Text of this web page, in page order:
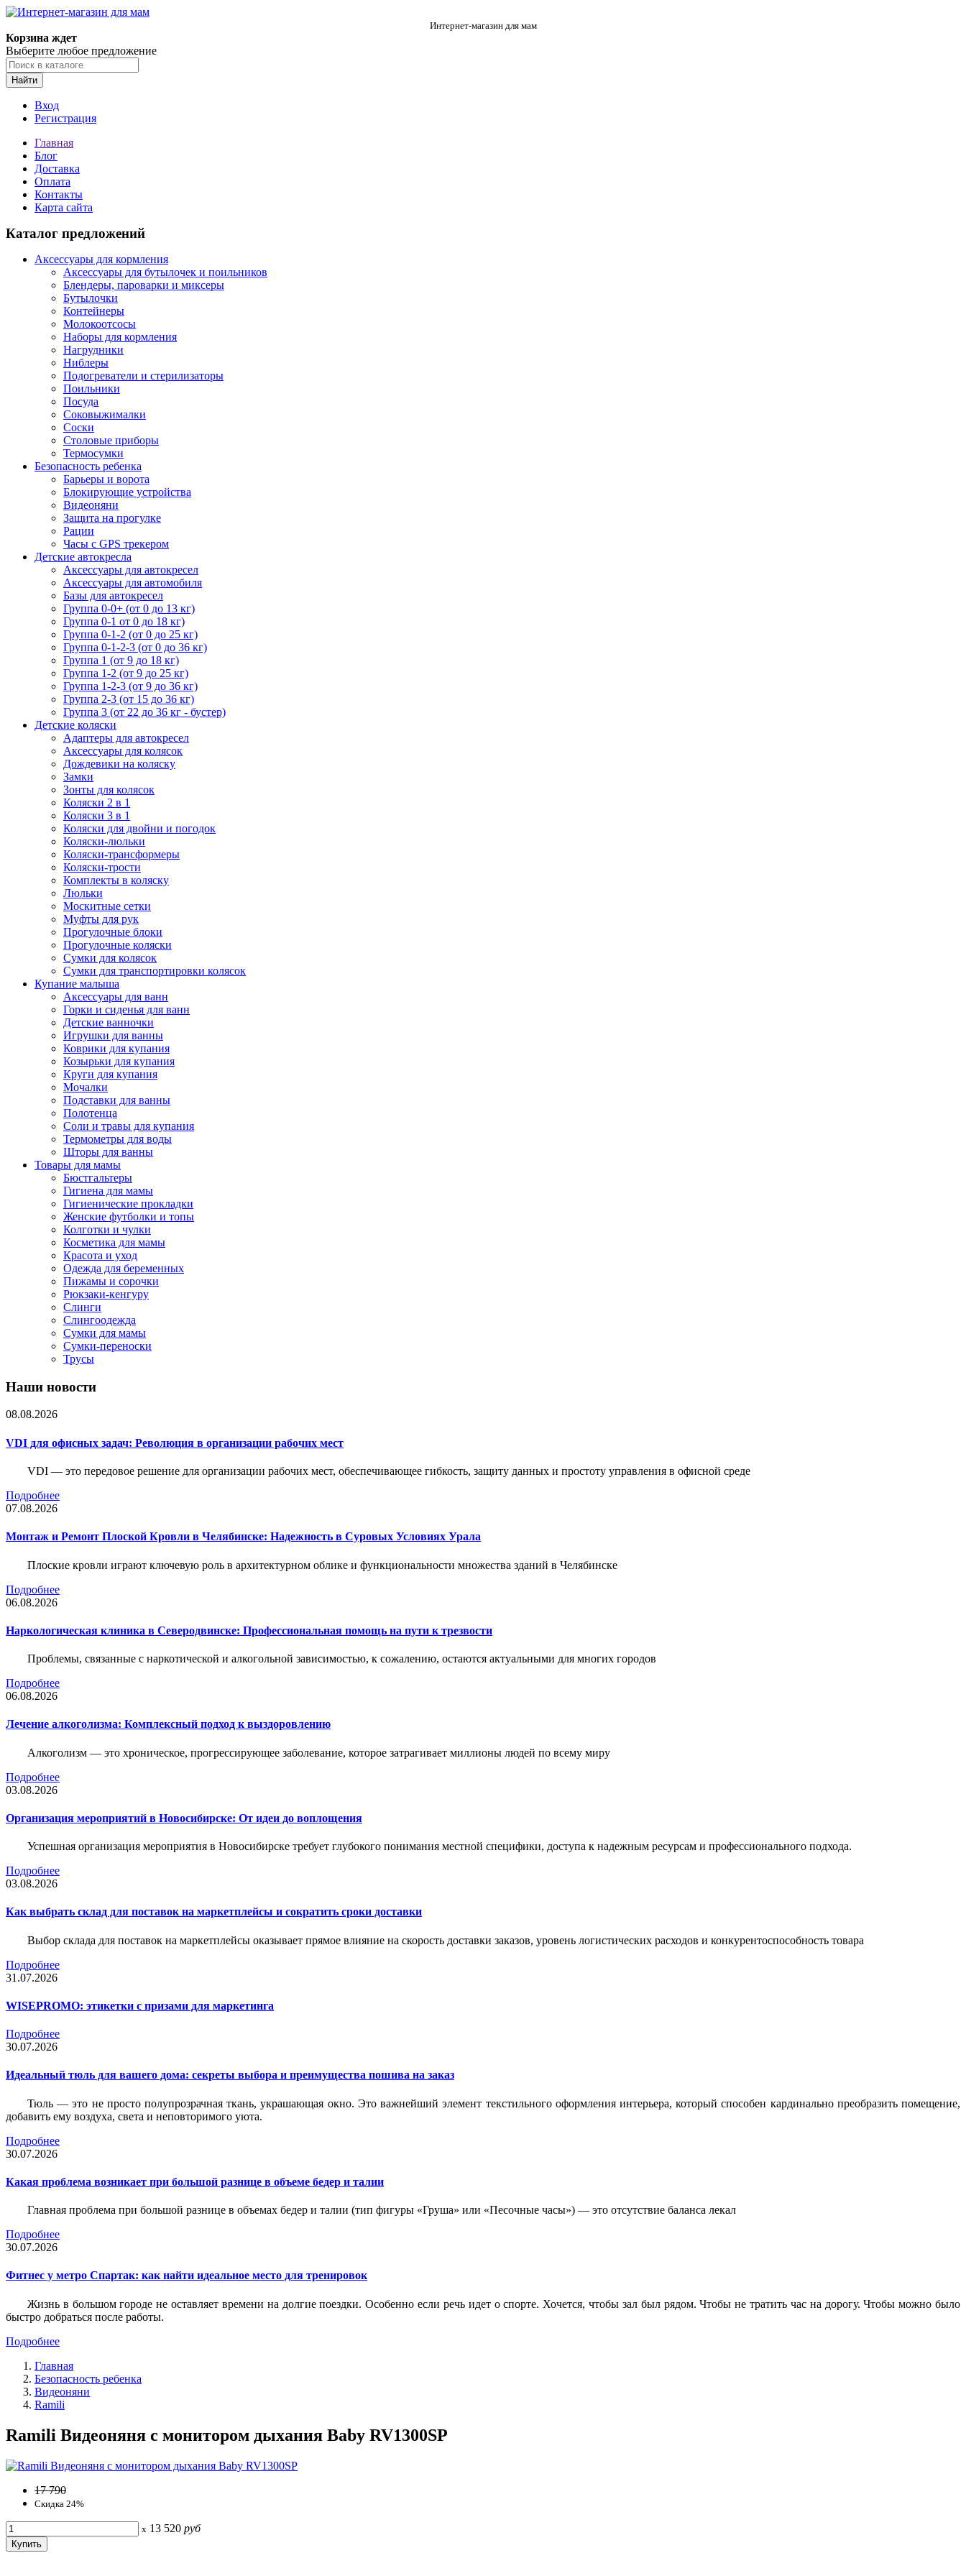
Интернет-магазин для мам
Корзина ждет
Выберите любое предложение
Найти
Вход
Регистрация
Главная
Блог
Доставка
Оплата
Контакты
Карта сайта
Каталог предложений
Аксессуары для кормления
Аксессуары для бутылочек и поильников
Блендеры, пароварки и миксеры
Бутылочки
Контейнеры
Молокоотсосы
Наборы для кормления
Нагрудники
Ниблеры
Подогреватели и стерилизаторы
Поильники
Посуда
Соковыжималки
Соски
Столовые приборы
Термосумки
Безопасность ребенка
Барьеры и ворота
Блокирующие устройства
Видеоняни
Защита на прогулке
Рации
Часы с GPS трекером
Детские автокресла
Аксессуары для автокресел
Аксессуары для автомобиля
Базы для автокресел
Группа 0-0+ (от 0 до 13 кг)
Группа 0-1 от 0 до 18 кг)
Группа 0-1-2 (от 0 до 25 кг)
Группа 0-1-2-3 (от 0 до 36 кг)
Группа 1 (от 9 до 18 кг)
Группа 1-2 (от 9 до 25 кг)
Группа 1-2-3 (от 9 до 36 кг)
Группа 2-3 (от 15 до 36 кг)
Группа 3 (от 22 до 36 кг - бустер)
Детские коляски
Адаптеры для автокресел
Аксессуары для колясок
Дождевики на коляску
Замки
Зонты для колясок
Коляски 2 в 1
Коляски 3 в 1
Коляски для двойни и погодок
Коляски-люльки
Коляски-трансформеры
Коляски-трости
Комплекты в коляску
Люльки
Москитные сетки
Муфты для рук
Прогулочные блоки
Прогулочные коляски
Сумки для колясок
Сумки для транспортировки колясок
Купание малыша
Аксессуары для ванн
Горки и сиденья для ванн
Детские ванночки
Игрушки для ванны
Коврики для купания
Козырьки для купания
Круги для купания
Мочалки
Подставки для ванны
Полотенца
Соли и травы для купания
Термометры для воды
Шторы для ванны
Товары для мамы
Бюстгальтеры
Гигиена для мамы
Гигиенические прокладки
Женские футболки и топы
Колготки и чулки
Косметика для мамы
Красота и уход
Одежда для беременных
Пижамы и сорочки
Рюкзаки-кенгуру
Слинги
Слингоодежда
Сумки для мамы
Сумки-переноски
Трусы
Наши новости
08.08.2026
VDI для офисных задач: Революция в организации рабочих мест
VDI — это передовое решение для организации рабочих мест, обеспечивающее гибкость, защиту данных и простоту управления в офисной среде
Подробнее
07.08.2026
Монтаж и Ремонт Плоской Кровли в Челябинске: Надежность в Суровых Условиях Урала
Плоские кровли играют ключевую роль в архитектурном облике и функциональности множества зданий в Челябинске
Подробнее
06.08.2026
Наркологическая клиника в Северодвинске: Профессиональная помощь на пути к трезвости
Проблемы, связанные с наркотической и алкогольной зависимостью, к сожалению, остаются актуальными для многих городов
Подробнее
06.08.2026
Лечение алкоголизма: Комплексный подход к выздоровлению
Алкоголизм — это хроническое, прогрессирующее заболевание, которое затрагивает миллионы людей по всему миру
Подробнее
03.08.2026
Организация мероприятий в Новосибирске: От идеи до воплощения
Успешная организация мероприятия в Новосибирске требует глубокого понимания местной специфики, доступа к надежным ресурсам и профессионального подхода.
Подробнее
03.08.2026
Как выбрать склад для поставок на маркетплейсы и сократить сроки доставки
Выбор склада для поставок на маркетплейсы оказывает прямое влияние на скорость доставки заказов, уровень логистических расходов и конкурентоспособность товара
Подробнее
31.07.2026
WISEPROMO: этикетки с призами для маркетинга
Подробнее
30.07.2026
Идеальный тюль для вашего дома: секреты выбора и преимущества пошива на заказ
Тюль — это не просто полупрозрачная ткань, украшающая окно. Это важнейший элемент текстильного оформления интерьера, который способен кардинально преобразить помещение,
добавить ему воздуха, света и неповторимого уюта.
Подробнее
30.07.2026
Какая проблема возникает при большой разнице в объеме бедер и талии
Главная проблема при большой разнице в объемах бедер и талии (тип фигуры «Груша» или «Песочные часы») — это отсутствие баланса лекал
Подробнее
30.07.2026
Фитнес у метро Спартак: как найти идеальное место для тренировок
Жизнь в большом городе не оставляет времени на долгие поездки. Особенно если речь идет о спорте. Хочется, чтобы зал был рядом. Чтобы не тратить час на дорогу. Чтобы можно было
быстро добраться после работы.
Подробнее
Главная
Безопасность ребенка
Видеоняни
Ramili
Ramili Видеоняня с монитором дыхания Baby RV1300SP
17 790
Скидка 24%
x 13 520 руб